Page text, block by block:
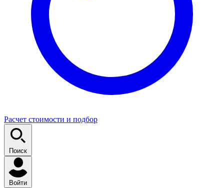
Расчет стоимости и подбор
Поиск
Войти